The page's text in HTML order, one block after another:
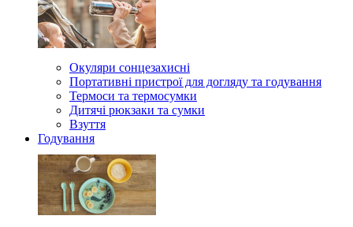
Окуляри сонцезахисні
Портативні пристрої для догляду та годування
Термоси та термосумки
Дитячі рюкзаки та сумки
Взуття
Годування